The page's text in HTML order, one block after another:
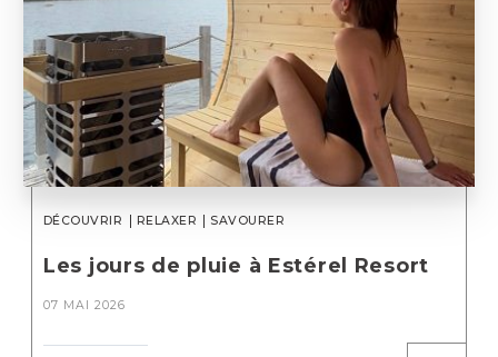
DÉCOUVRIR RELAXER SAVOURER
Les jours de pluie à Estérel Resort
07 MAI 2026